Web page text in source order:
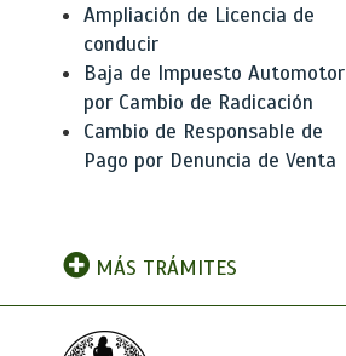
Ampliación de Licencia de
conducir
Baja de Impuesto Automotor
por Cambio de Radicación
Cambio de Responsable de
Pago por Denuncia de Venta
MÁS TRÁMITES